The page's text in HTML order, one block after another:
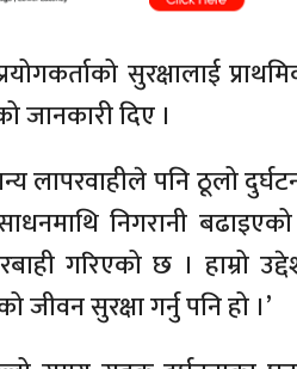
सुरक्षालाई
जानकारी दिए ।
लापरवाहीले पनि ठूलो
निगरानी
गरिएको छ । हाम्रो
जीवन सुरक्षा गर्नु पनि हो ।’